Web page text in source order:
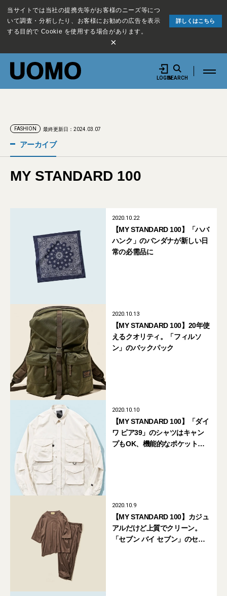
当サイトでは当社の提携先等がお客様のニーズ等につ
いて調査・分析したり、お客様にお勧めの広告を表示
する目的で Cookie を使用する場合があります。
詳しくはこちら
×
LOGINSEARCH
FASHION 最終更新日：2024.03.07
アーカイブ
MY STANDARD 100
2020.10.22
【MY STANDARD 100】「ハバ
ハンク」のバンダナが新しい日
常の必需品に
2020.10.13
【MY STANDARD 100】20年使
えるクオリティ。「フィルソ
ン」のバックパック
2020.10.10
【MY STANDARD 100】「ダイ
ワ ピア39」のシャツはキャン
プもOK、機能的なポケットが
2020.10.9
【MY STANDARD 100】カジュ
アルだけど上質でクリーン。
「セブン バイ セブン」のセッ